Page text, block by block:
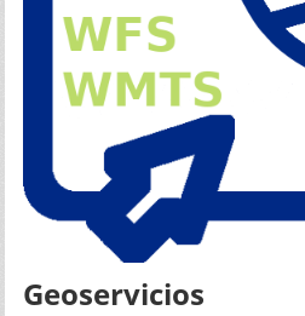
Geoservicios